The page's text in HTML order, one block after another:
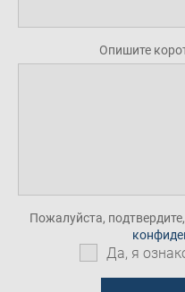
Опишите
Пожалуйста,
Да, я